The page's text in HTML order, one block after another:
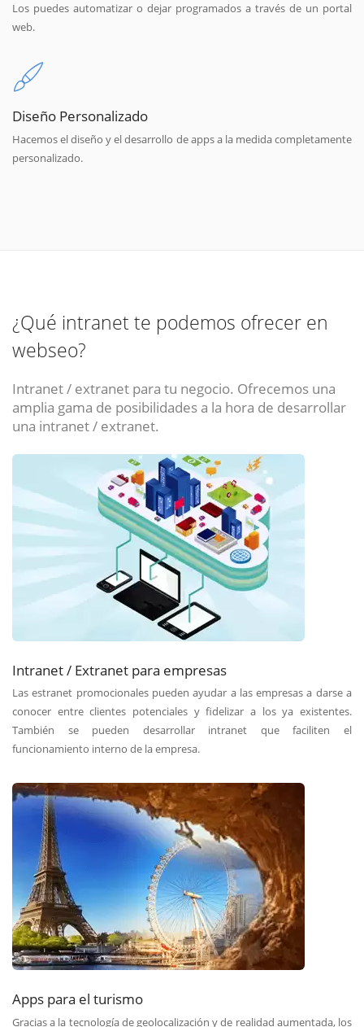
Los puedes automatizar o dejar programados a través de un portal
web.
Diseño Personalizado
Hacemos el diseño y el desarrollo de apps a la medida completamente
personalizado.
¿Qué intranet te podemos ofrecer en
webseo?
Intranet / extranet para tu negocio. Ofrecemos una
amplia gama de posibilidades a la hora de desarrollar
una intranet / extranet.
Intranet / Extranet para empresas
Las estranet promocionales pueden ayudar a las empresas a darse a
conocer entre clientes potenciales y fidelizar a los ya existentes.
También se pueden desarrollar intranet que faciliten el
funcionamiento interno de la empresa.
Apps para el turismo
Gracias a la tecnología de geolocalización y de realidad aumentada, los